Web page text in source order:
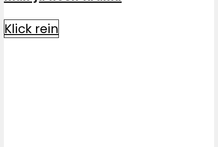
Klick rein